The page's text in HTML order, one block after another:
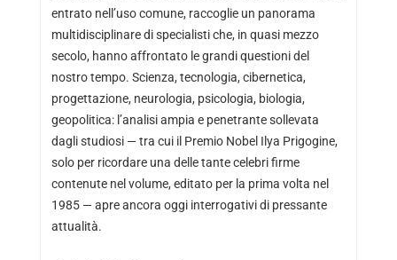
entrato nell’uso comune, raccoglie un panorama
multidisciplinare di specialisti che, in quasi mezzo
secolo, hanno affrontato le grandi questioni del
nostro tempo. Scienza, tecnologia, cibernetica,
progettazione, neurologia, psicologia, biologia,
geopolitica: l’analisi ampia e penetrante sollevata
dagli studiosi — tra cui il Premio Nobel Ilya Prigogine,
solo per ricordare una delle tante celebri firme
contenute nel volume, editato per la prima volta nel
1985 — apre ancora oggi interrogativi di pressante
attualità.